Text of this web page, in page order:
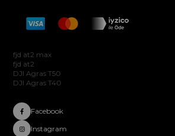
fjd at2 max
fjd at2
DJI Agras T50
DJI Agras T40
Facebook
Instagram